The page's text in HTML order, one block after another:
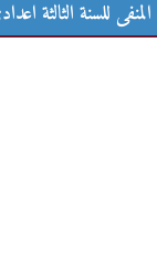
للسنة الثالثة